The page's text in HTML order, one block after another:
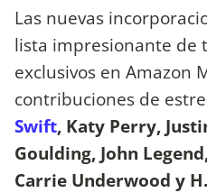
Las nuevas
lista impresionante de
exclusivos en Amazon
contribuciones de
Swift, Katy Perry,
Goulding, John
Carrie Underwood y